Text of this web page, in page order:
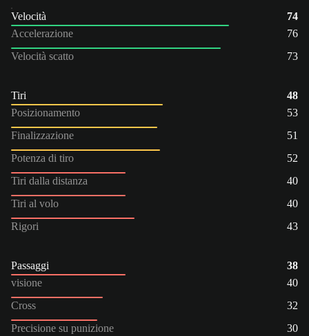
Velocità
74
Accelerazione
76
Velocità scatto
73
Tiri
48
Posizionamento
53
Finalizzazione
51
Potenza di tiro
52
Tiri dalla distanza
40
Tiri al volo
40
Rigori
43
Passaggi
38
visione
40
Cross
32
Precisione su punizione
30